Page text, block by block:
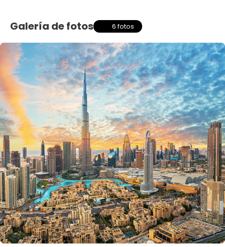
Galería de fotos 6 fotos